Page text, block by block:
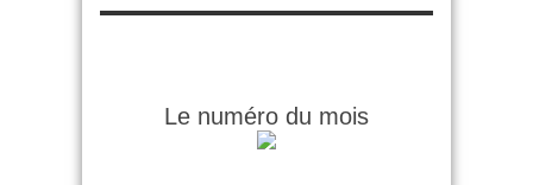
Le numéro du mois